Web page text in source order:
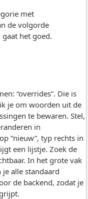
met
de volgorde
gaat het goed.
“overrides”. Die is
je om woorden uit de
te bewaren. Stel,
in
“nieuw”, typ rechts in
een lijstje. Zoek de
In het grote vak
alle standaard
de backend, zodat je